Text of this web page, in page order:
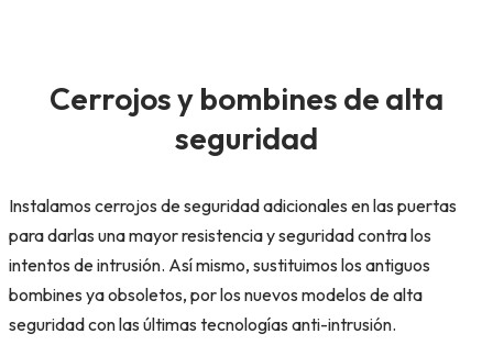
Cerrojos y bombines de alta
seguridad
Instalamos cerrojos de seguridad adicionales en las puertas
para darlas una mayor resistencia y seguridad contra los
intentos de intrusión. Así mismo, sustituimos los antiguos
bombines ya obsoletos, por los nuevos modelos de alta
seguridad con las últimas tecnologías anti-intrusión.